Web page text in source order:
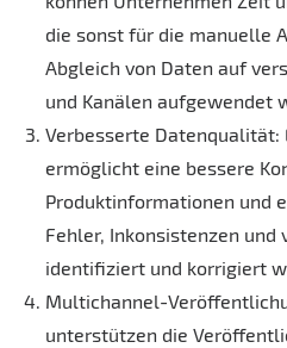
die sonst für die manuelle
Abgleich von Daten auf
und Kanälen aufgewendet
Verbesserte Datenqualität:
ermöglicht eine bessere
Produktinformationen und
Fehler, Inkonsistenzen
identifiziert und korrigiert
Multichannel-
unterstützen die